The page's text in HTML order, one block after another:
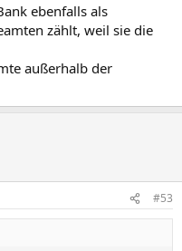
ebenfalls als
zählt, weil sie die
außerhalb der
#53